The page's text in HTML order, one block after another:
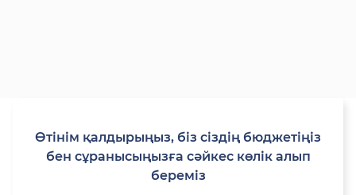
Өтінім қалдырыңыз, біз сіздің бюджетіңіз
бен сұранысыңызға сәйкес көлік алып
береміз